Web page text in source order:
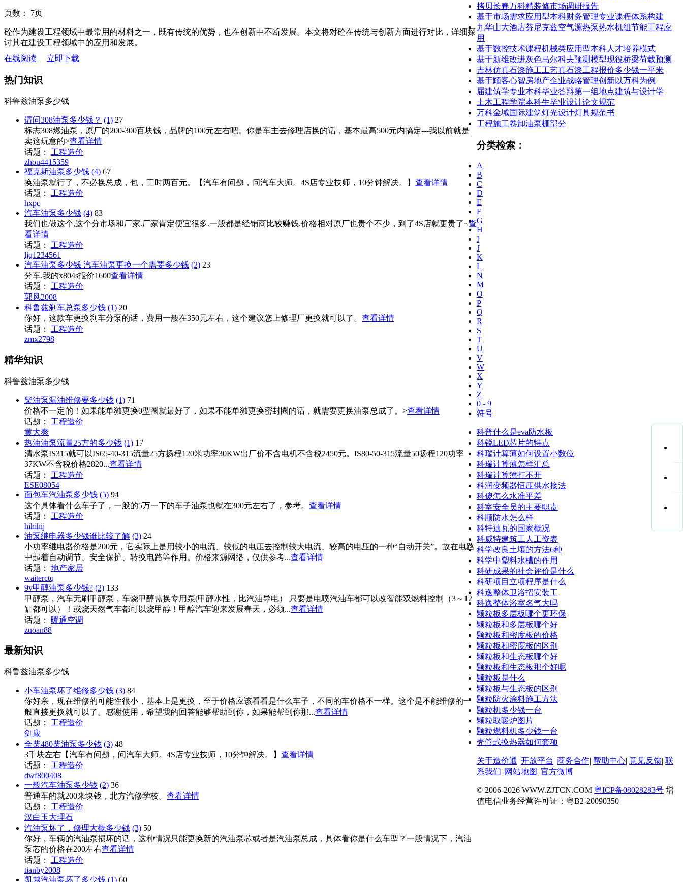
页数： 7页
砼作为建设工程领域中最常用的材料之一，既有传统的优势，也在创新中不断发展。本文将对砼在传统与创新方面进行对比，详细探
讨其在建设工程领域中的应用和发展。
在线阅读
立即下载
热门知识
科鲁兹油泵多少钱
请问308油泵多少钱？ (1) 27
标志308燃油泵，原厂的200-300百块钱，品牌的100元左右吧。你是车主去修理店换的话，基本最高500元内搞定---我以前就是
卖这玩意的>查看详情
话题：
工程造价
zhou4415359
福克斯油泵多少钱 (4) 67
换油泵就行了，不必换总成，包，工时两百元。【汽车有问题，问汽车大师。4S店专业技师，10分钟解决。】 查看详情
话题：
工程造价
hxpc
汽车油泵多少钱 (4) 83
我们也做这个,这个分市场和厂家.厂家肯定便宜很多.一般都是经销商比较赚钱.价格相对原厂也贵个不少，到了4S店就更贵了~查
看详情
话题：
工程造价
ljq1234561
汽车油泵多少钱 汽车油泵更换一个需要多少钱 (2) 23
分车.我的x804s报价1600查看详情
话题：
工程造价
郭风2008
科鲁兹刹车总泵多少钱 (1) 20
你好，这款车更换刹车分泵的话，费用一般在350元左右，这个建议您上修理厂更换就可以了。 查看详情
话题：
工程造价
zmx2798
精华知识
科鲁兹油泵多少钱
柴油泵漏油维修要多少钱 (1) 71
价格不一定的！如果能单独更换0型圈就最好了，如果不能单独更换密封圈的话，就需要更换油泵总成了。>查看详情
话题：
工程造价
黄大爽
热油油泵流量25方的多少钱 (1) 17
清水泵IS315就可以IS65-40-315流量25方扬程120米功率30KW出厂价不含电机不含税2450元。IS80-50-315流量50扬程120功率
37KW不含税价格2820...查看详情
话题：
工程造价
ESE08054
面包车汽油泵多少钱 (5) 94
这个具体看什么车子了，一般的5万一下的车子油泵也就在300元左右了，参考。 查看详情
话题：
工程造价
hihihij
油泵继电器多少钱谁比较了解 (3) 24
小功率继电器价格是200元，它实际上是用较小的电流、较低的电压去控制较大电流、较高的电压的一种“自动开关”。故在电路
中起着自动调节、安全保护、转换电路等作用。价格来源网络，仅供参考...查看详情
话题：
地产家居
waiterctq
9v甲醇油泵多少钱? (2) 133
甲醇泵，汽车无刷甲醇泵，车烧甲醇需换专用泵(甲醇水性，比汽油导电） 只要是电喷汽油车都可以改智能双燃料控制（3～12
缸都可以）！或烧天然气车都可以烧甲醇！甲醇汽车迎来发展春天，必须...查看详情
话题：
暖通空调
zuoan88
最新知识
科鲁兹油泵多少钱
小车油泵坏了维修多少钱 (3) 84
你好亲，现在维修的可能性很小，基本上是更换，至于价格应该看看是什么车子，不同的车价格不一样。这个是不能维修的一
般直接更换就可以了。感谢使用，希望我的回答能够帮助到你，如果能帮到你那...查看详情
话题：
工程造价
剑康
全柴480柴油泵多少钱 (3) 48
3千块左右【汽车有问题，问汽车大师。4S店专业技师，10分钟解决。】 查看详情
话题：
工程造价
dwf800408
一般汽车油泵多少钱 (2) 36
普通车的就200来块钱，北方汽修学校。 查看详情
话题：
工程造价
汉白玉大理石
汽油泵坏了，修理大概多少钱 (3) 50
你好，车辆的汽油泵损坏的话，这种情况只能更换新的汽油泵芯或者是汽油泵总成，具体看你是什么车型？一般情况下，汽油
泵芯的价格在200左右查看详情
话题：
工程造价
tianby2008
凯越汽油泵坏了多少钱 (1) 60
拷贝长春万科精装修市场调研报告
基于市场需求应用型本科财务管理专业课程体系构建
九华山大酒店芬尼克兹空气源热泵热水机组节能工程应
用
基于数控技术课程机械类应用型本科人才培养模式
基于新维改进灰色马尔科夫预测模型现役桥梁荷载预测
吉林仿真石漆施工工艺真石漆工程报价多少钱一平米
基于顾客心智房地产企业战略管理创新以万科为例
届建筑学专业本科毕业答辩第一组地点建筑与设计学
土木工程学院本科生毕业设计论文规范
万科金域国际建筑灯光设计灯具规范书
工程施工卷卸油泵棚部分
分类检索：
A
B
C
D
E
F
G
H
I
J
K
L
N
M
O
P
Q
R
S
T
U
V
W
X
Y
Z
0 - 9
符号
科普什么是eva防水板
科锐LED芯片的特点
科瑞计算薄如何设置小数位
科瑞计算薄怎样汇总
科瑞计算簿打不开
科润变频器恒压供水接法
科傻怎么水准平差
科室安全员的主要职责
科顺防水怎么样
科特迪瓦的国家概况
科威特建筑工人工资表
科学改良土壤的方法6种
科学中塑料水槽的作用
科研成果的社会评价是什么
科研项目立项程序是什么
科逸整体卫浴招安装工
科逸整体浴室名气大吗
颗粒板多层板哪个更环保
颗粒板和多层板哪个好
颗粒板和密度板的价格
颗粒板和密度板的区别
颗粒板和生态板哪个好
颗粒板和生态板那个好呢
颗粒板是什么
颗粒板与生态板的区别
颗粒防火涂料施工方法
颗粒机多少钱一台
颗粒取暖炉图片
颗粒燃料机多少钱一台
壳管式换热器如何套项
关于造价通| 开放平台| 商务合作| 帮助中心| 意见反馈| 联
系我们| 网站地图| 官方微博
© 2006-2026 WWW.ZJTCN.COM 粤ICP备08028283号 增
值电信业务经营许可证：粤B2-20090350